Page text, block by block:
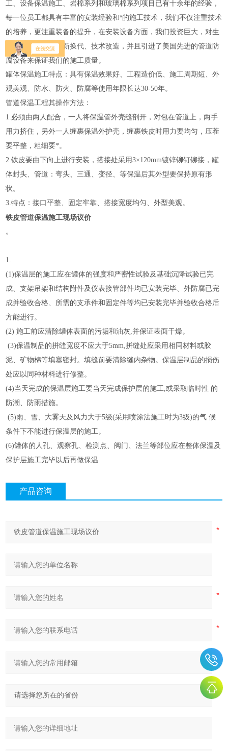
工、设备保温施工、岩棉系列和玻璃棉系列项目已有十余年的经验，
每一位员工都具有丰富的安装经验和*的施工技术，我们不仅注重技术
的培养，更注重装备的提升，在安装设备方面，我们投资巨大，对生
产安装设备不断更新换代、技术改造，并且引进了美国先进的管道防
腐设备来保证我们的施工质量。
罐体保温施工特点：具有保温效果好、工程造价低、施工周期短、外
观美观、防水、防火、防腐等使用年限长达30-50年。
管道保温工程其操作方法：
1.必须由两人配合，一人将保温管外壳缝剖开，对包在管道上，两手
用力挤住，另外一人缠裹保温外护壳，缠裹铁皮时用力要均匀，压茬
要平整，粗细要*。
2.铁皮要由下向上进行安装，搭接处采用3×120mm镀锌铆钉铆接，罐
体封头、管道：弯头、三通、变径、等保温后其外型要保持原有形
状。
3.特点：接口平整、固定牢靠、搭接宽度均匀、外型美观。
铁皮管道保温施工现场议价
。
1.
(1)保温层的施工应在罐体的强度和严密性试验及基础沉降试验已完
成、支架吊架和结构附件及仪表接管部件均已安装完毕、外防腐已完
成并验收合格、所需的支承件和固定件等均已安装完毕并验收合格后
方能进行。
(2) 施工前应清除罐体表面的污垢和油灰,并保证表面干燥。
(3)保温制品的拼缝宽度不应大于5mm,拼缝处应采用相同材料或胶
泥、矿物棉等填塞密封。填缝前要清除缝内杂物。保温层制品的损伤
处应以同种材料进行修整。
(4)当天完成的保温层施工要当天完成保护层的施工,或采取临时性 的
防潮、防雨措施。
(5)雨、雪、大雾天及风力大于5级(采用喷涂法施工时为3级)的气 候
条件下不能进行保温层的施工。
(6)罐体的人孔、观察孔、检测点、阀门、法兰等部位应在整体保温及
保护层施工完毕以后再做保温
产品咨询